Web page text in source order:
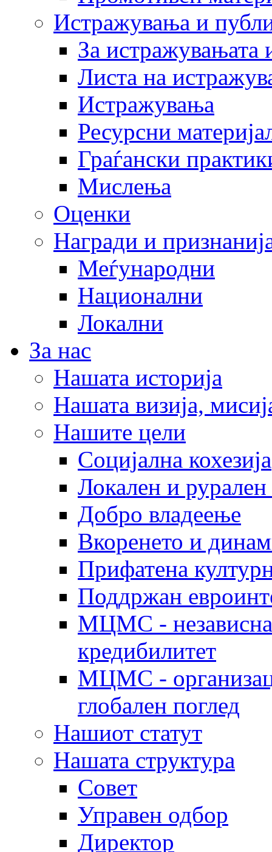
Истражувања и
За истражувањата
Листа на
Истражувања
Ресурсни
Граѓански
Мислења
Оценки
Награди и
Меѓународни
Национални
Локални
За нас
Нашата историја
Нашата визија,
Нашите цели
Социјална кохезија
Локален и рурален
Добро владеење
Вкоренето и
Прифатена
Поддржан
МЦМС - независна
кредибилитет
МЦМС -
глобален поглед
Нашиот статут
Нашата структура
Совет
Управен одбор
Директор